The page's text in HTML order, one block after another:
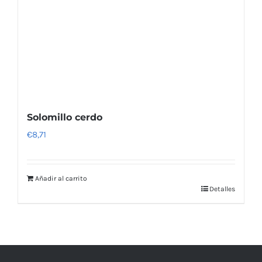
Solomillo cerdo
€8,71
Añadir al carrito
Detalles